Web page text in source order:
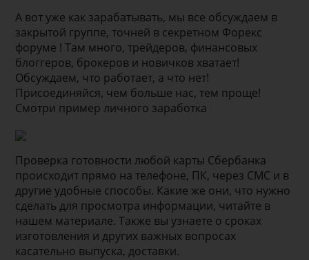
А вот уже как зарабатывать, мы все обсуждаем в
закрытой группе, точней в секретном Форекс
форуме ! Там много, трейдеров, финансовых
блоггеров, брокеров и новичков хватает!
Обсуждаем, что работает, а что нет!
Присоединяйся, чем больше нас, тем проще!
Смотри пример личного заработка
Проверка готовности любой карты Сбербанка
происходит прямо на телефоне, ПК, через СМС и в
другие удобные способы. Какие же они, что нужно
сделать для просмотра информации, читайте в
нашем материале. Также вы узнаете о сроках
изготовления и других важных вопросах
касательно выпуска, доставки.